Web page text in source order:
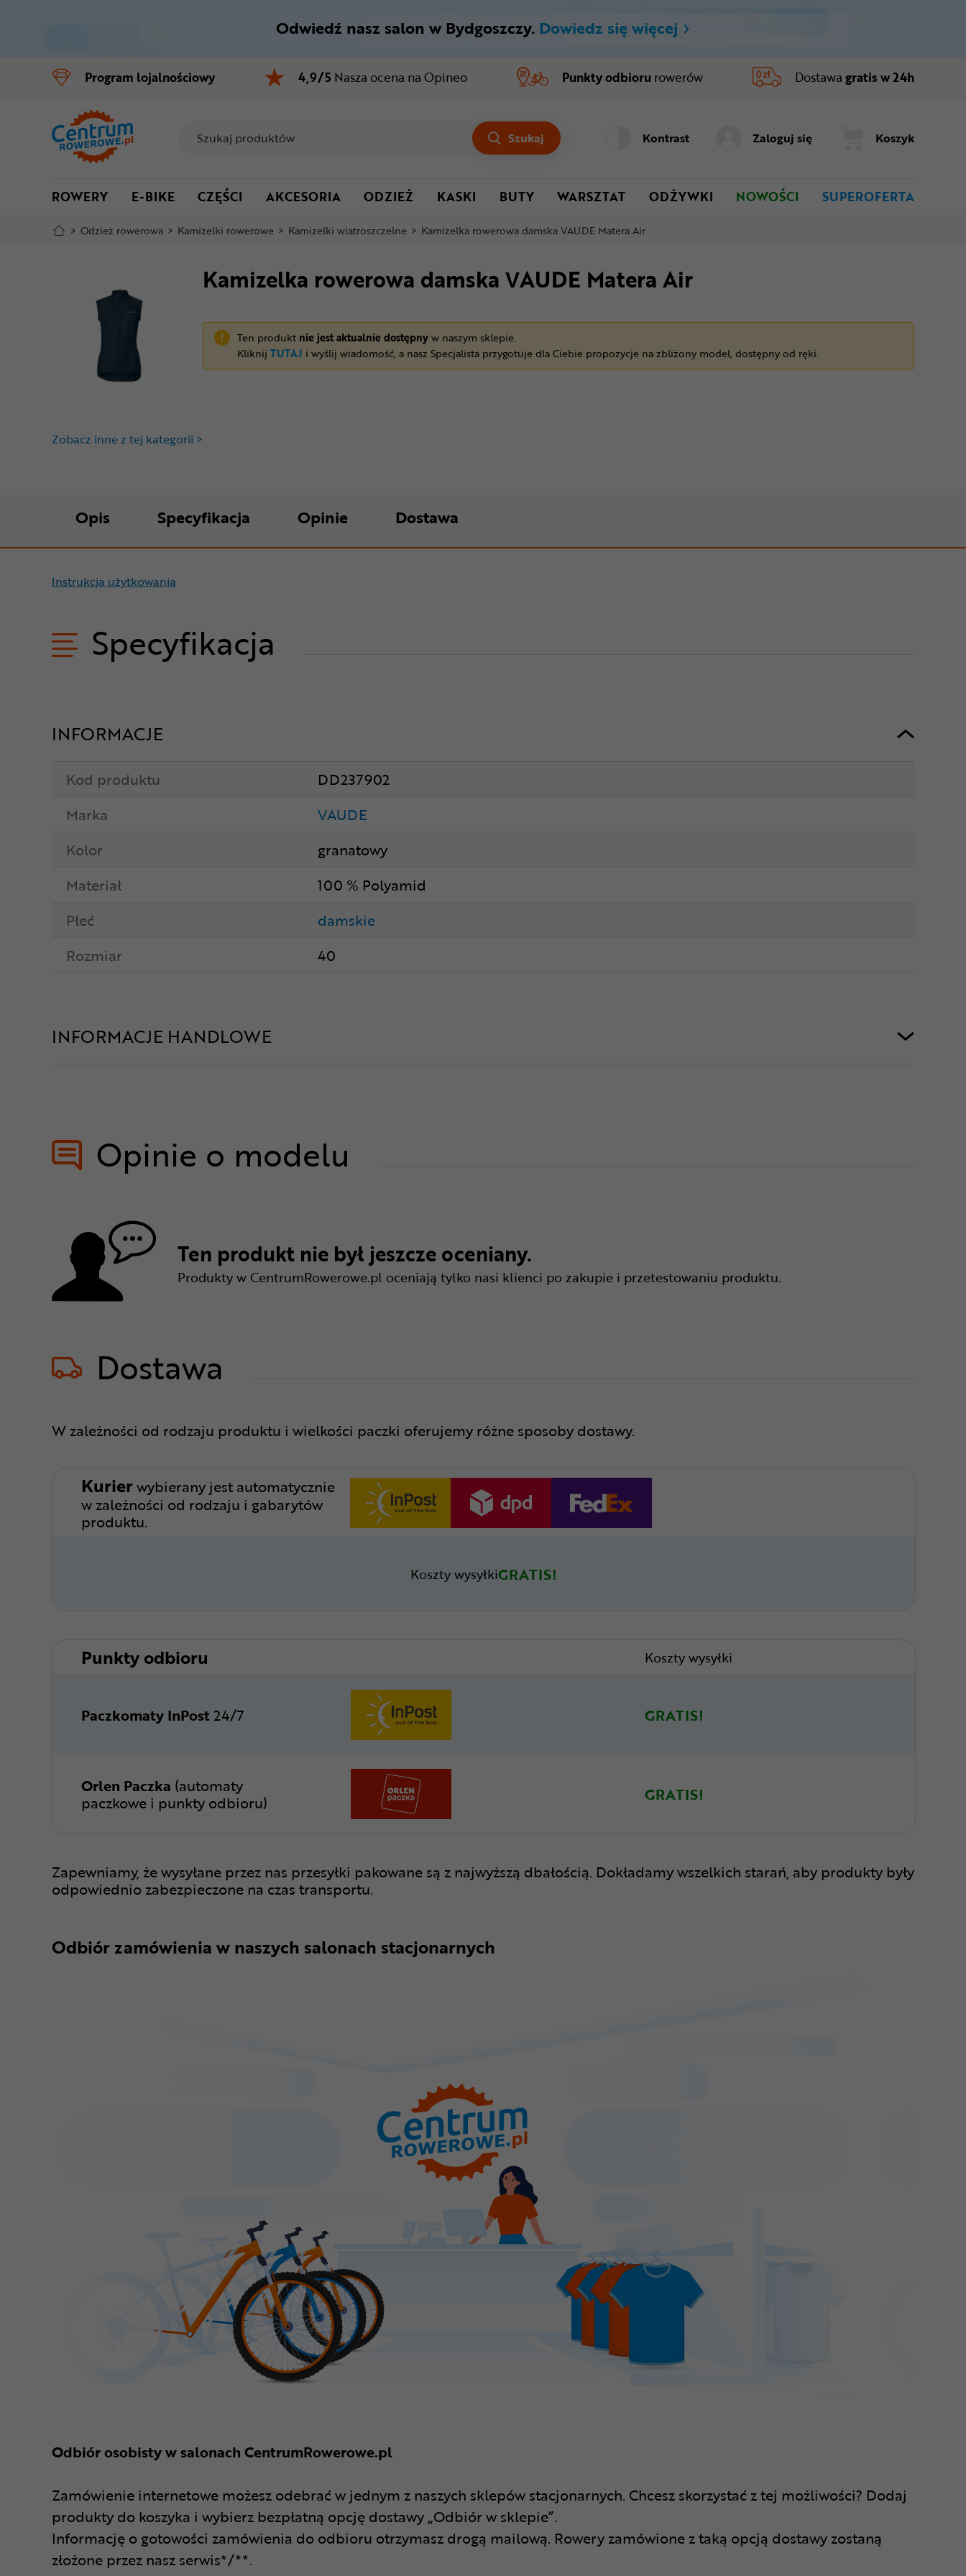
Menu główne
Informacje o produkcie
Szczegółowe informacje
Stopka
Odwiedź nasz salon w Bydgoszczy. Dowiedz się więcej
Program lojalnościowy 4,9/5 Nasza ocena na Opineo Punkty odbioru rowerów Dostawa gratis w 24h
Szukaj Kontrast Zaloguj się Koszyk
ROWERY E-BIKE CZĘŚCI AKCESORIA ODZIEŻ KASKI BUTY WARSZTAT ODŻYWKI NOWOŚCI SUPEROFERTA
> Odzież rowerowa > Kamizelki rowerowe > Kamizelki wiatroszczelne > Kamizelka rowerowa damska VAUDE Matera Air
Kamizelka rowerowa damska VAUDE Matera Air
Ten produkt nie jest aktualnie dostępnyw naszym sklepie.
Kliknij TUTAJ i wyślij wiadomość, a nasz Specjalista przygotuje dla Ciebie propozycje na zbliżony model, dostępny od ręki.
Zobacz inne z tej kategorii >
Opis Specyfikacja Opinie Dostawa
Instrukcja użytkowania
Specyfikacja
INFORMACJE
Kod produktu
DD237902
Marka
VAUDE
Kolor
granatowy
Materiał
100 % Polyamid
Płeć
damskie
Rozmiar
40
INFORMACJE HANDLOWE
Opinie o modelu
Ten produkt nie był jeszcze oceniany.
Produkty w CentrumRowerowe.pl oceniają tylko nasi klienci po zakupie i przetestowaniu produktu.
Dostawa
W zależności od rodzaju produktu i wielkości paczki oferujemy różne sposoby dostawy.
Kurierwybierany jest automatycznie
w zależności od rodzaju i gabarytów
produktu.
Koszty wysyłkiGRATIS!
Punkty odbioru Koszty wysyłki
Paczkomaty InPost24/7 GRATIS!
Orlen Paczka (automaty
paczkowe i punkty odbioru)
GRATIS!
Zapewniamy, że wysyłane przez nas przesyłki pakowane są z najwyższą dbałością. Dokładamy wszelkich starań, aby produkty były
odpowiednio zabezpieczone na czas transportu.
Odbiór zamówienia w naszych salonach stacjonarnych
Odbiór osobisty w salonach CentrumRowerowe.pl
Zamówienie internetowe możesz odebrać w jednym z naszych sklepów stacjonarnych. Chcesz skorzystać z tej możliwości? Dodaj
produkty do koszyka i wybierz bezpłatną opcję dostawy „Odbiór w sklepie”.
Informację o gotowości zamówienia do odbioru otrzymasz drogą mailową. Rowery zamówione z taką opcją dostawy zostaną
złożone przez nasz serwis*/**.